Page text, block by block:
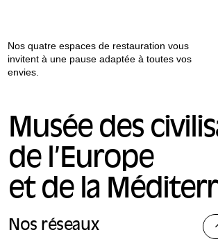
Nos quatre espaces de restauration vous
invitent à une pause adaptée à toutes vos
envies.
Musée des
de l’Europe
et de la
Nos réseaux